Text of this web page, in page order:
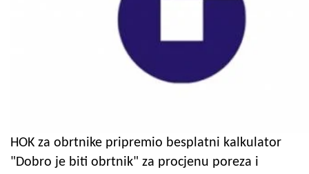
HOK za obrtnike pripremio besplatni kalkulator
"Dobro je biti obrtnik" za procjenu poreza i